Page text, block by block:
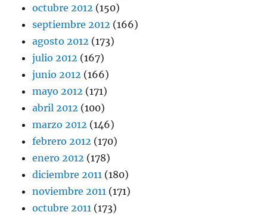
octubre 2012 (150)
septiembre 2012 (166)
agosto 2012 (173)
julio 2012 (167)
junio 2012 (166)
mayo 2012 (171)
abril 2012 (100)
marzo 2012 (146)
febrero 2012 (170)
enero 2012 (178)
diciembre 2011 (180)
noviembre 2011 (171)
octubre 2011 (173)